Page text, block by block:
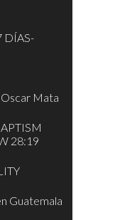
DÍAS-
Mata
28:19
Guatemala